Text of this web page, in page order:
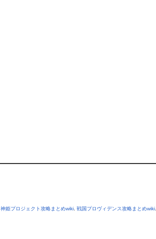
神姫プロジェクト攻略まとめwiki. 戦国プロヴィデンス攻略まとめwiki.